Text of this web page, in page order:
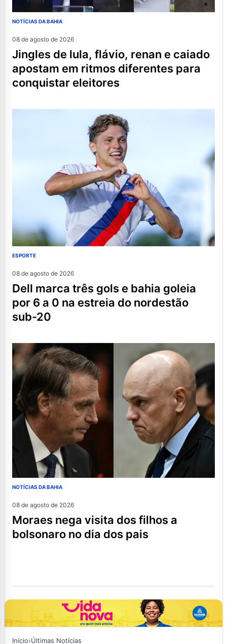
NOTÍCIAS DA BAHIA
08 de agosto de 2026
jingles de lula, flávio, renan e caiado
apostam em ritmos diferentes para
conquistar eleitores
ESPORTE
08 de agosto de 2026
dell marca três gols e bahia goleia
por 6 a 0 na estreia do nordestão
sub-20
NOTÍCIAS DA BAHIA
08 de agosto de 2026
moraes nega visita dos filhos a
bolsonaro no dia dos pais
Início›Últimas Notícias